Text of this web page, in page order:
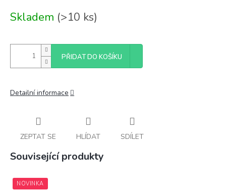
Skladem (>10 ks)
PŘIDAT DO KOŠÍKU
Detailní informace
ZEPTAT SE HLÍDAT SDÍLET
Související produkty
NOVINKA